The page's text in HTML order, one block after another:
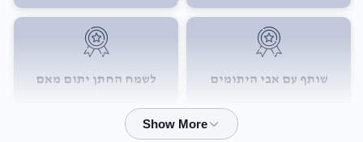
שותף עם אבי היתומים לשמח החתן יתום מאם